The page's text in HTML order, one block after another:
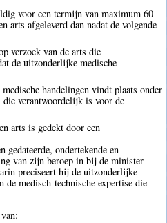
voor een termijn van maximum 60
arts afgeleverd dan nadat de volgende
verzoek van de arts die
de uitzonderlijke medische
handelingen vindt plaats onder
verantwoordelijk is voor de
arts is gedekt door een
gedateerde, ondertekende en
van zijn beroep in bij de minister
preciseert hij de uitzonderlijke
medisch-technische expertise die